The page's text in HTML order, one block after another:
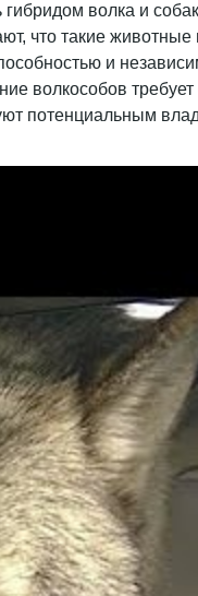
волка и
что такие
и
требует
потенциальным